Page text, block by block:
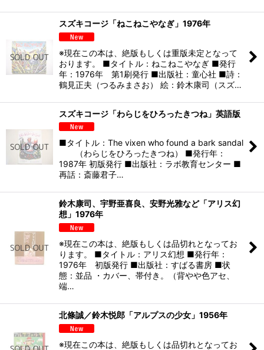
スズキコージ「ねこねこやなぎ」1976年
※現在この本は、絶版もしくは重版未定となって
おります。 ■タイトル：ねこねこやなぎ ■発行
年：1976年 第1刷発行 ■出版社：童心社 ■詩：
鶴見正夫（つるみまさお） 絵：鈴木康司（スズ…
スズキコージ「わらじをひろったきつね」英語版
■タイトル：The vixen who found a bark sandal
（わらじをひろったきつね） ■発行年：
1987年 初版発行 ■出版社：ラボ教育センター ■
再話：斎藤君子…
鈴木康司、宇野亜喜良、安野光雅など「アリス幻
想」1976年
※現在この本は、絶版もしくは品切れとなってお
ります。 ■タイトル：アリス幻想 ■発行年：
1976年 初版発行 ■出版社：すばる書房 ■状
態：並品 ・カバー、帯付き。（背やや色アセ、
端…
北條誠／鈴木悦郎「アルプスの少女」1956年
※現在この本は、絶版もしくは品切れとなってお